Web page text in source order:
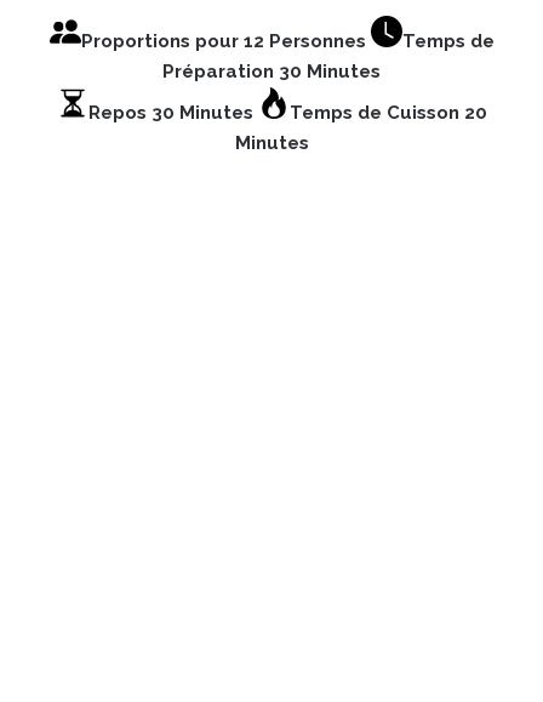
Proportions pour 12 Personnes
Temps de
Préparation 30 Minutes
Repos 30 Minutes
Temps de Cuisson 20
Minutes